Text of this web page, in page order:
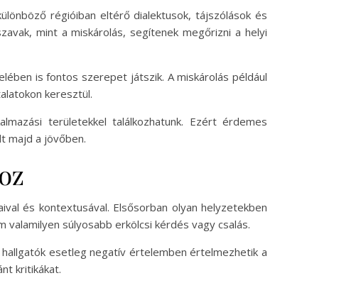
régióiban eltérő dialektusok, tájszólások és
mint a miskárolás, segítenek megőrizni a helyi
is fontos szerepet játszik. A miskárolás például
keresztül.
területekkel találkozhatunk. Ezért érdemes
majd a jövőben.
és kontextusával. Elsősorban olyan helyzetekben
súlyosabb erkölcsi kérdés vagy csalás.
esetleg negatív értelemben értelmezhetik a
kritikákat.